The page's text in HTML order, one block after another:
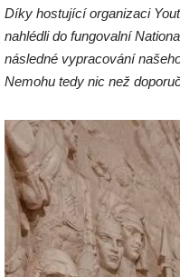
Díky hostující organizaci
nahlédli do fungovalní
následné vypracování
Nemohu tedy nic než